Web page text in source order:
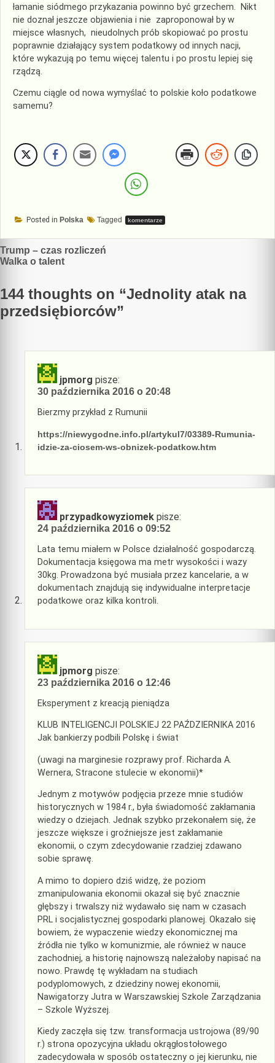
łamanie siódmego przykazania powinno być grzechem. Nikt
nie doznał jeszcze objawienia i nie zaproponował by w
miejsce własnych, nieudolnych prób skopiować po prostu
poprawnie działający system podatkowy od innych nacji,
które wykazują po temu więcej talentu i po prostu lepiej się
rządzą.
Czemu ciągle od nowa wymyślać to polskie koło podatkowe
samemu?
Posted in Polska Tagged komentarze
Nawigacja
wpisu
Trump – czas rozliczeń
Walka o talent
144 thoughts on “Jednolity atak na
przedsiębiorców”
jpmorg pisze:
30 października 2016 o 20:48
Bierzmy przykład z Rumunii
https://niewygodne.info.pl/artykul7/03389-Rumunia-
idzie-za-ciosem-ws-obnizek-podatkow.htm
przypadkowyziomek pisze:
24 października 2016 o 09:52
Lata temu miałem w Polsce działalność gospodarczą.
Dokumentacja księgowa ma metr wysokości i wazy
30kg. Prowadzona być musiała przez kancelarie, a w
dokumentach znajdują się indywidualne interpretacje
podatkowe oraz kilka kontroli.
jpmorg pisze:
23 października 2016 o 12:46
Eksperyment z kreacją pieniądza
KLUB INTELIGENCJI POLSKIEJ 22 PAŹDZIERNIKA 2016
Jak bankierzy podbili Polskę i świat
(uwagi na marginesie rozprawy prof. Richarda A.
Wernera, Stracone stulecie w ekonomii)*
Jednym z motywów podjęcia przeze mnie studiów
historycznych w 1984 r., była świadomość zakłamania
wiedzy o dziejach. Jednak szybko przekonałem się, że
jeszcze większe i groźniejsze jest zakłamanie
ekonomii, o czym zdecydowanie rzadziej zdawano
sobie sprawę.
A mimo to dopiero dziś widzę, że poziom
zmanipulowania ekonomii okazał się być znacznie
głębszy i trwalszy niż wydawało się nam w czasach
PRL i socjalistycznej gospodarki planowej. Okazało się
bowiem, że wypaczenie wiedzy ekonomicznej ma
źródła nie tylko w komunizmie, ale również w nauce
zachodniej, a historię najnowszą należałoby napisać na
nowo. Prawdę tę wykładam na studiach
podyplomowych, z dziedziny nowej ekonomii,
Nawigatorzy Jutra w Warszawskiej Szkole Zarządzania
– Szkole Wyższej.
Kiedy zaczęła się tzw. transformacja ustrojowa (89/90
r.) strona opozycyjna układu okrągłostołowego
zadecydowała w sposób ostateczny o jej kierunku, nie